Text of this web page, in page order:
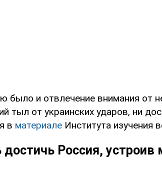
было и отвлечение внимания от
тыл от украинских ударов, ни
в материале Института изучения
достичь Россия, устроив